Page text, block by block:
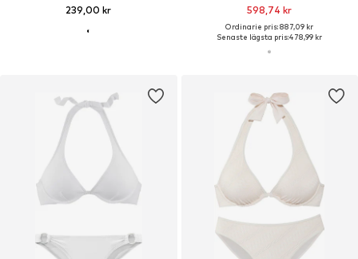
239,00 kr 598,74 kr
Ordinarie pris: 887,09 kr
Senaste lägsta pris:478,99 kr